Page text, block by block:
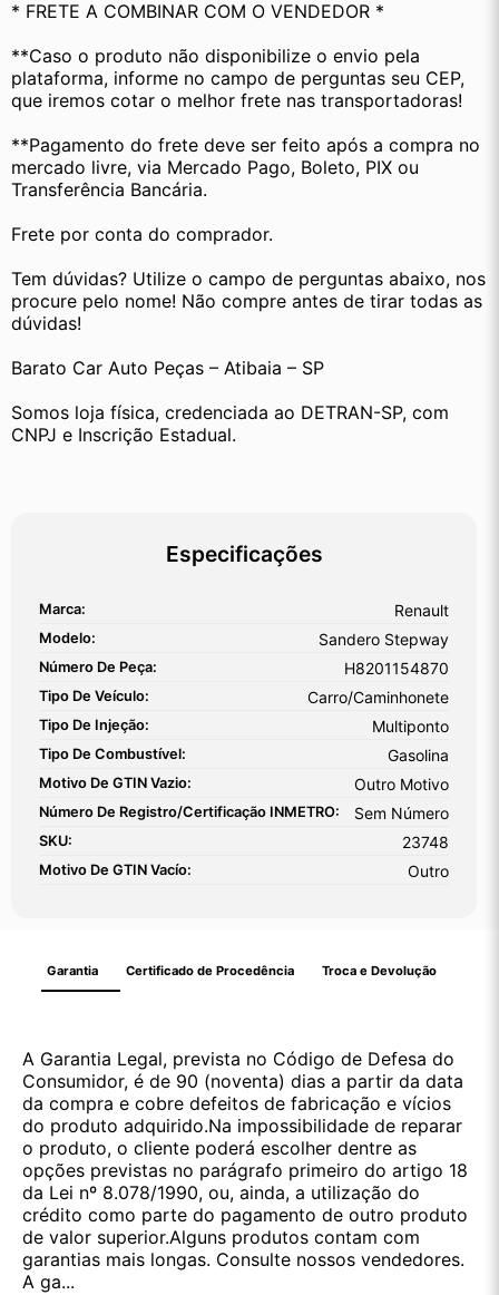
* FRETE A COMBINAR COM O VENDEDOR *
**Caso o produto não disponibilize o envio pela
plataforma, informe no campo de perguntas seu CEP,
que iremos cotar o melhor frete nas transportadoras!
**Pagamento do frete deve ser feito após a compra no
mercado livre, via Mercado Pago, Boleto, PIX ou
Transferência Bancária.
Frete por conta do comprador.
Tem dúvidas? Utilize o campo de perguntas abaixo, nos
procure pelo nome! Não compre antes de tirar todas as
dúvidas!
Barato Car Auto Peças – Atibaia – SP
Somos loja física, credenciada ao DETRAN-SP, com
CNPJ e Inscrição Estadual.
Especificações
Marca: Renault
Modelo: Sandero Stepway
Número De Peça: H8201154870
Tipo De Veículo: Carro/Caminhonete
Tipo De Injeção: Multiponto
Tipo De Combustível: Gasolina
Motivo De GTIN Vazio: Outro Motivo
Número De Registro/certificação INMETRO: Sem Número
SKU: 23748
Motivo De GTIN Vacío: Outro
Garantia Certificado de Procedência Troca e Devolução
A Garantia Legal, prevista no Código de Defesa do
Consumidor, é de 90 (noventa) dias a partir da data
da compra e cobre defeitos de fabricação e vícios
do produto adquirido.Na impossibilidade de reparar
o produto, o cliente poderá escolher dentre as
opções previstas no parágrafo primeiro do artigo 18
da Lei nº 8.078/1990, ou, ainda, a utilização do
crédito como parte do pagamento de outro produto
de valor superior.Alguns produtos contam com
garantias mais longas. Consulte nossos vendedores.
A ga...